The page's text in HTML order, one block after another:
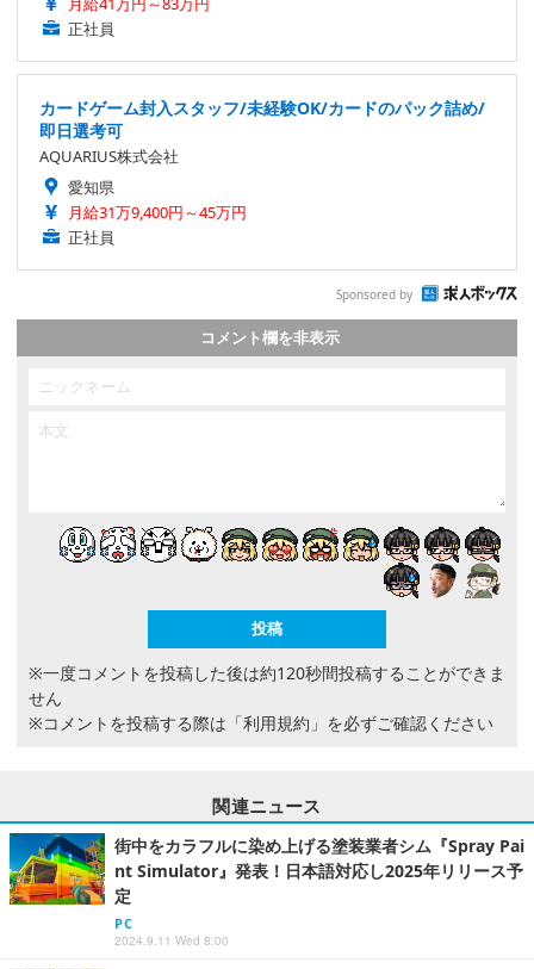
正社員
カードゲーム封入スタッフ/未経験OK/カードのパック詰め/
即日選考可
AQUARIUS株式会社
愛知県
月給31万9,400円～45万円
正社員
Sponsored by
コメント欄を非表示
※一度コメントを投稿した後は約120秒間投稿することができま
せん
※コメントを投稿する際は 「利用規約」 を必ずご確認ください
関連ニュース
街中をカラフルに染め上げる塗装業者シム『Spray Pai
nt Simulator』発表！日本語対応し2025年リリース予
定
PC
2024.9.11 Wed 8:00